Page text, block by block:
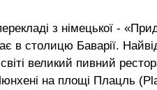
з німецької -
в столицю Баварії.
великий пивний
на площі Плацль